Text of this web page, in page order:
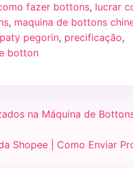
fazer bottons, lucrar
, maquina de bottons
paty pegorin, precificação,
botton
na Máquina de
Shopee | Como Enviar